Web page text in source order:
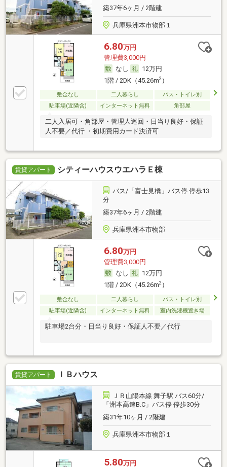
築37年6ヶ月 / 2階建
兵庫県洲本市物部１
6.80万円
管理費3,000円
なし
12万円
1階 / 2DK（45.26m2）
敷金なし 二人暮らし
バス・トイレ別
駐車場(近隣含)
インターネット無料 角部屋
二人入居可・角部屋・管理人巡回・日当り良好・保証
人不要／代行 ・初期費用カード決済可
賃貸アパート シティーハウスウエハラＥ棟
バス/「富士見橋」バス停 停歩13
分
築37年6ヶ月 / 2階建
兵庫県洲本市物部
6.80万円
管理費3,000円
なし
12万円
1階 / 2DK（45.26m2）
敷金なし 二人暮らし
バス・トイレ別
駐車場(近隣含)
インターネット無料 室内洗濯機置き場
駐車場2台分・日当り良好・保証人不要／代行
賃貸アパート ＩＢハウス
ＪＲ山陽本線 舞子駅 バス60分/
「洲本高速B.C」バス停 停歩30分
築31年10ヶ月 / 2階建
兵庫県洲本市物部１
5.80万円